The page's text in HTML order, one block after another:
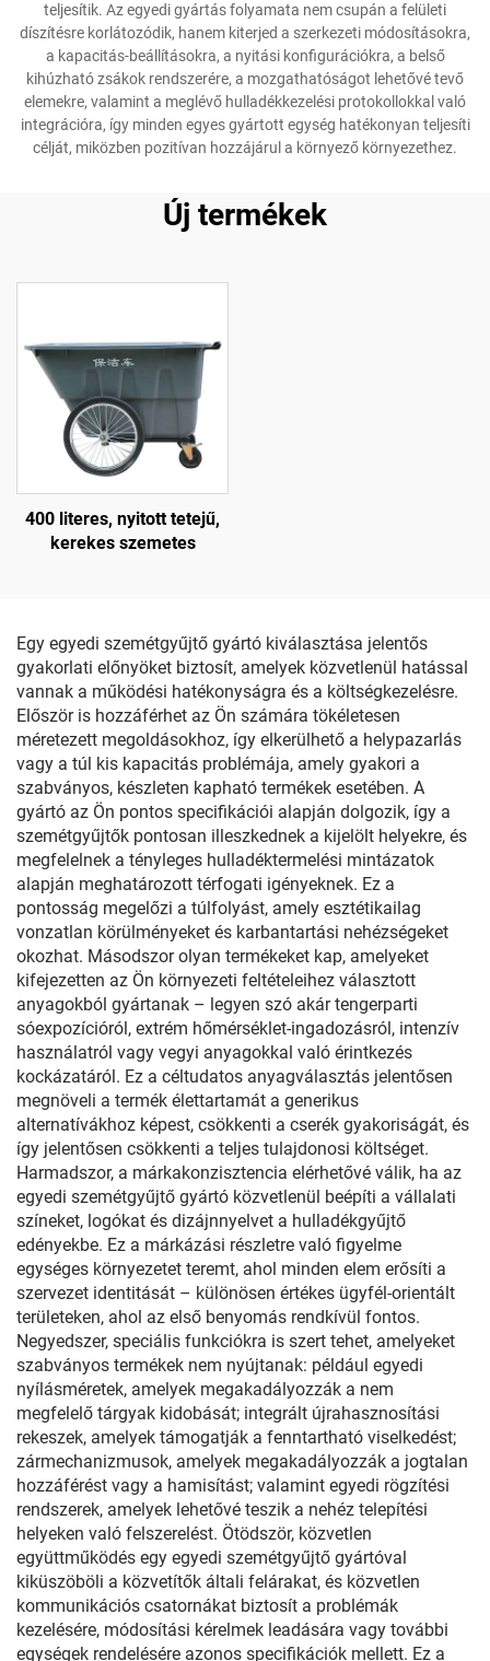
teljesítik. Az egyedi gyártás folyamata nem csupán a felületi
díszítésre korlátozódik, hanem kiterjed a szerkezeti módosításokra,
a kapacitás-beállításokra, a nyitási konfigurációkra, a belső
kihúzható zsákok rendszerére, a mozgathatóságot lehetővé tevő
elemekre, valamint a meglévő hulladékkezelési protokollokkal való
integrációra, így minden egyes gyártott egység hatékonyan teljesíti
célját, miközben pozitívan hozzájárul a környező környezethez.
Új termékek
400 literes, nyitott tetejű,
kerekes szemetes
Egy egyedi szemétgyűjtő gyártó kiválasztása jelentős
gyakorlati előnyöket biztosít, amelyek közvetlenül hatással
vannak a működési hatékonyságra és a költségkezelésre.
Először is hozzáférhet az Ön számára tökéletesen
méretezett megoldásokhoz, így elkerülhető a helypazarlás
vagy a túl kis kapacitás problémája, amely gyakori a
szabványos, készleten kapható termékek esetében. A
gyártó az Ön pontos specifikációi alapján dolgozik, így a
szemétgyűjtők pontosan illeszkednek a kijelölt helyekre, és
megfelelnek a tényleges hulladéktermelési mintázatok
alapján meghatározott térfogati igényeknek. Ez a
pontosság megelőzi a túlfolyást, amely esztétikailag
vonzatlan körülményeket és karbantartási nehézségeket
okozhat. Másodszor olyan termékeket kap, amelyeket
kifejezetten az Ön környezeti feltételeihez választott
anyagokból gyártanak – legyen szó akár tengerparti
sóexpozícióról, extrém hőmérséklet-ingadozásról, intenzív
használatról vagy vegyi anyagokkal való érintkezés
kockázatáról. Ez a céltudatos anyagválasztás jelentősen
megnöveli a termék élettartamát a generikus
alternatívákhoz képest, csökkenti a cserék gyakoriságát, és
így jelentősen csökkenti a teljes tulajdonosi költséget.
Harmadszor, a márkakonzisztencia elérhetővé válik, ha az
egyedi szemétgyűjtő gyártó közvetlenül beépíti a vállalati
színeket, logókat és dizájnnyelvet a hulladékgyűjtő
edényekbe. Ez a márkázási részletre való figyelme
egységes környezetet teremt, ahol minden elem erősíti a
szervezet identitását – különösen értékes ügyfél-orientált
területeken, ahol az első benyomás rendkívül fontos.
Negyedszer, speciális funkciókra is szert tehet, amelyeket
szabványos termékek nem nyújtanak: például egyedi
nyílásméretek, amelyek megakadályozzák a nem
megfelelő tárgyak kidobását; integrált újrahasznosítási
rekeszek, amelyek támogatják a fenntartható viselkedést;
zármechanizmusok, amelyek megakadályozzák a jogtalan
hozzáférést vagy a hamisítást; valamint egyedi rögzítési
rendszerek, amelyek lehetővé teszik a nehéz telepítési
helyeken való felszerelést. Ötödször, közvetlen
együttműködés egy egyedi szemétgyűjtő gyártóval
kiküszöböli a közvetítők általi felárakat, és közvetlen
kommunikációs csatornákat biztosít a problémák
kezelésére, módosítási kérelmek leadására vagy további
egységek rendelésére azonos specifikációk mellett. Ez a